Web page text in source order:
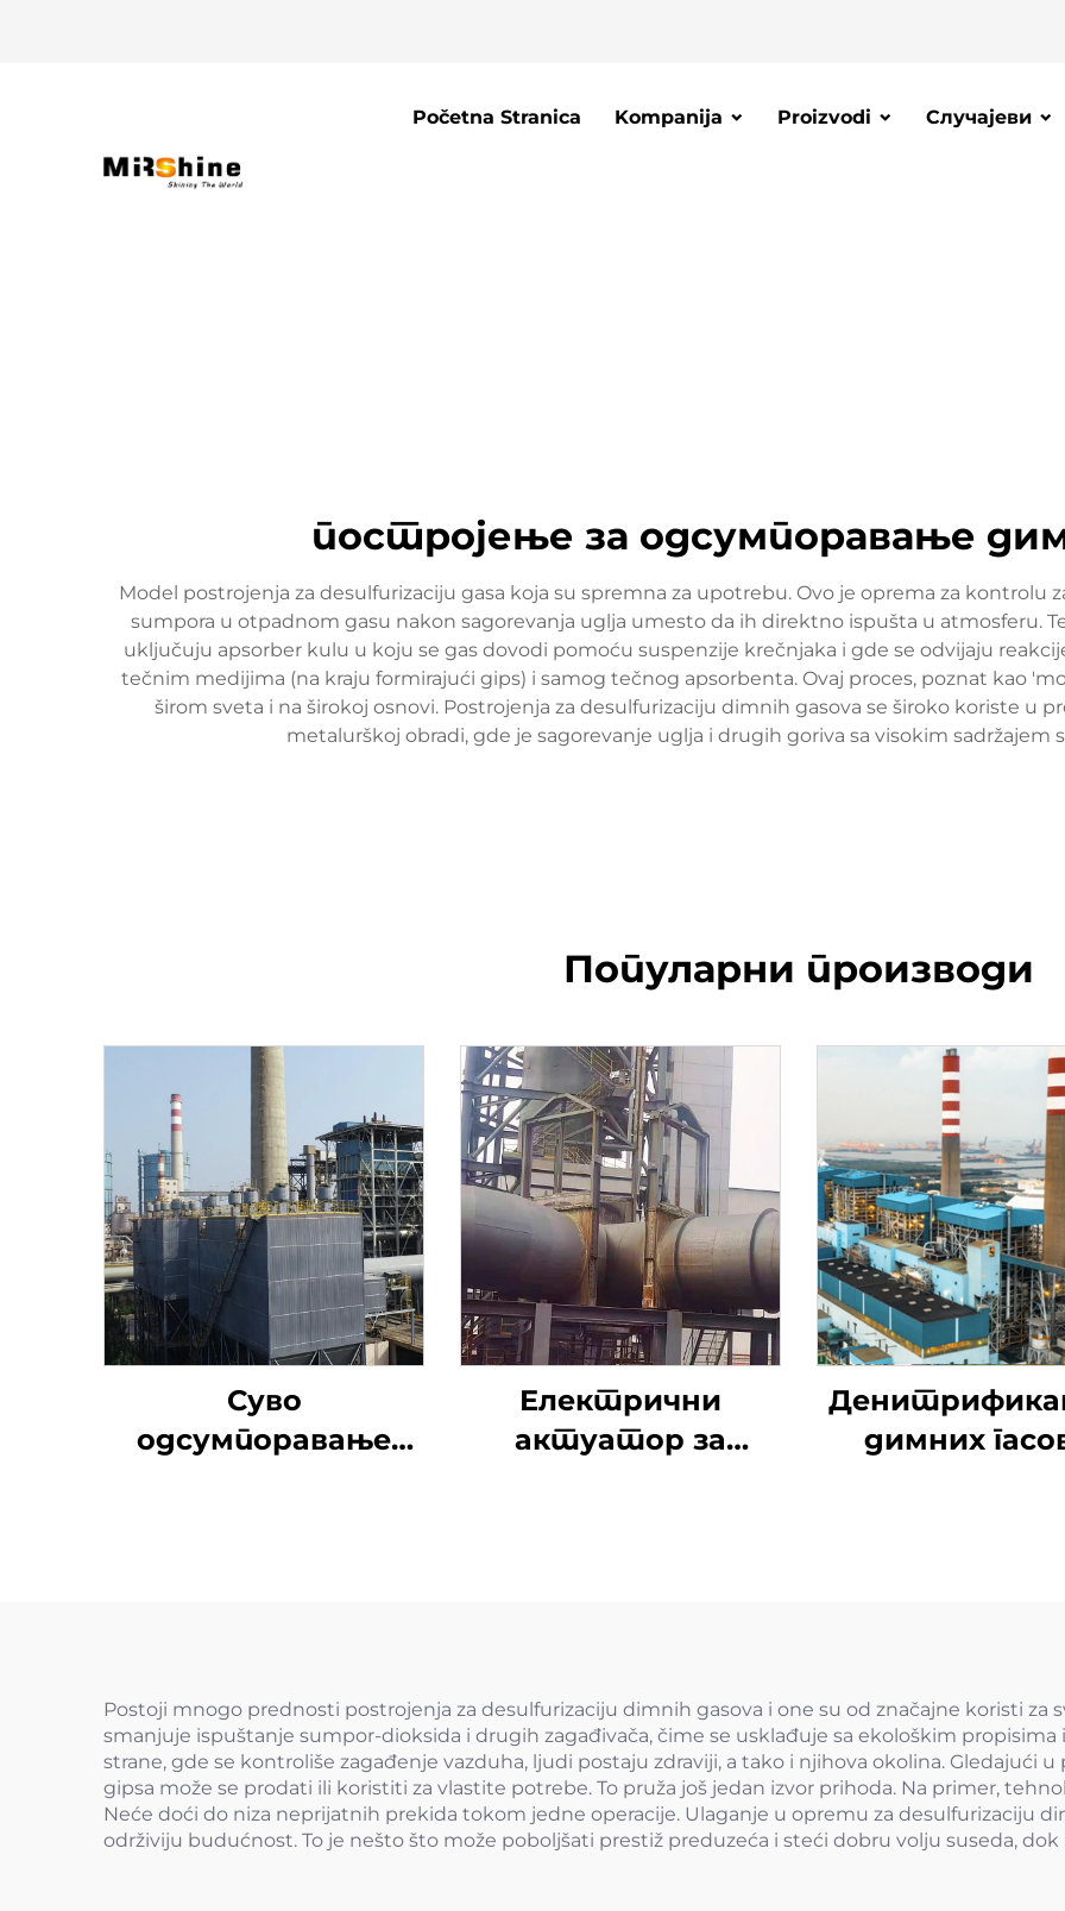
Početna Stranica Kompanija Proizvodi Случајеви
постројење за одсумпоравање
Model postrojenja za desulfurizaciju gasa koja su spremna za upotrebu. Ovo je oprema za kontrolu
sumpora u otpadnom gasu nakon sagorevanja uglja umesto da ih direktno ispušta u atmosferu.
uključuju apsorber kulu u koju se gas dovodi pomoću suspenzije krečnjaka i gde se odvijaju
tečnim medijima (na kraju formirajući gips) i samog tečnog apsorbenta. Ovaj proces, poznat kao
širom sveta i na širokoj osnovi. Postrojenja za desulfurizaciju dimnih gasova se široko koriste u
metalurškoj obradi, gde je sagorevanje uglja i drugih goriva sa visokim sadržajem
Популарни производи
Суво
одсумпоравање
Електрични
актуатор за
димних
Postoji mnogo prednosti postrojenja za desulfurizaciju dimnih gasova i one su od značajne koristi za
smanjuje ispuštanje sumpor-dioksida i drugih zagađivača, čime se usklađuje sa ekološkim propisima
strane, gde se kontroliše zagađenje vazduha, ljudi postaju zdraviji, a tako i njihova okolina. Gledajući
gipsa može se prodati ili koristiti za vlastite potrebe. To pruža još jedan izvor prihoda. Na primer,
Neće doći do niza neprijatnih prekida tokom jedne operacije. Ulaganje u opremu za desulfurizaciju
održiviju budućnost. To je nešto što može poboljšati prestiž preduzeća i steći dobru volju suseda,